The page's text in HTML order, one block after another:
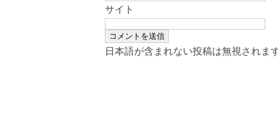
サイト
日本語が含まれない投稿は無視されま